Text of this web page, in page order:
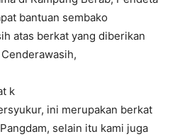
bantuan sembako
atas berkat yang diberikan
k
ini merupakan berkat
selain itu kami juga